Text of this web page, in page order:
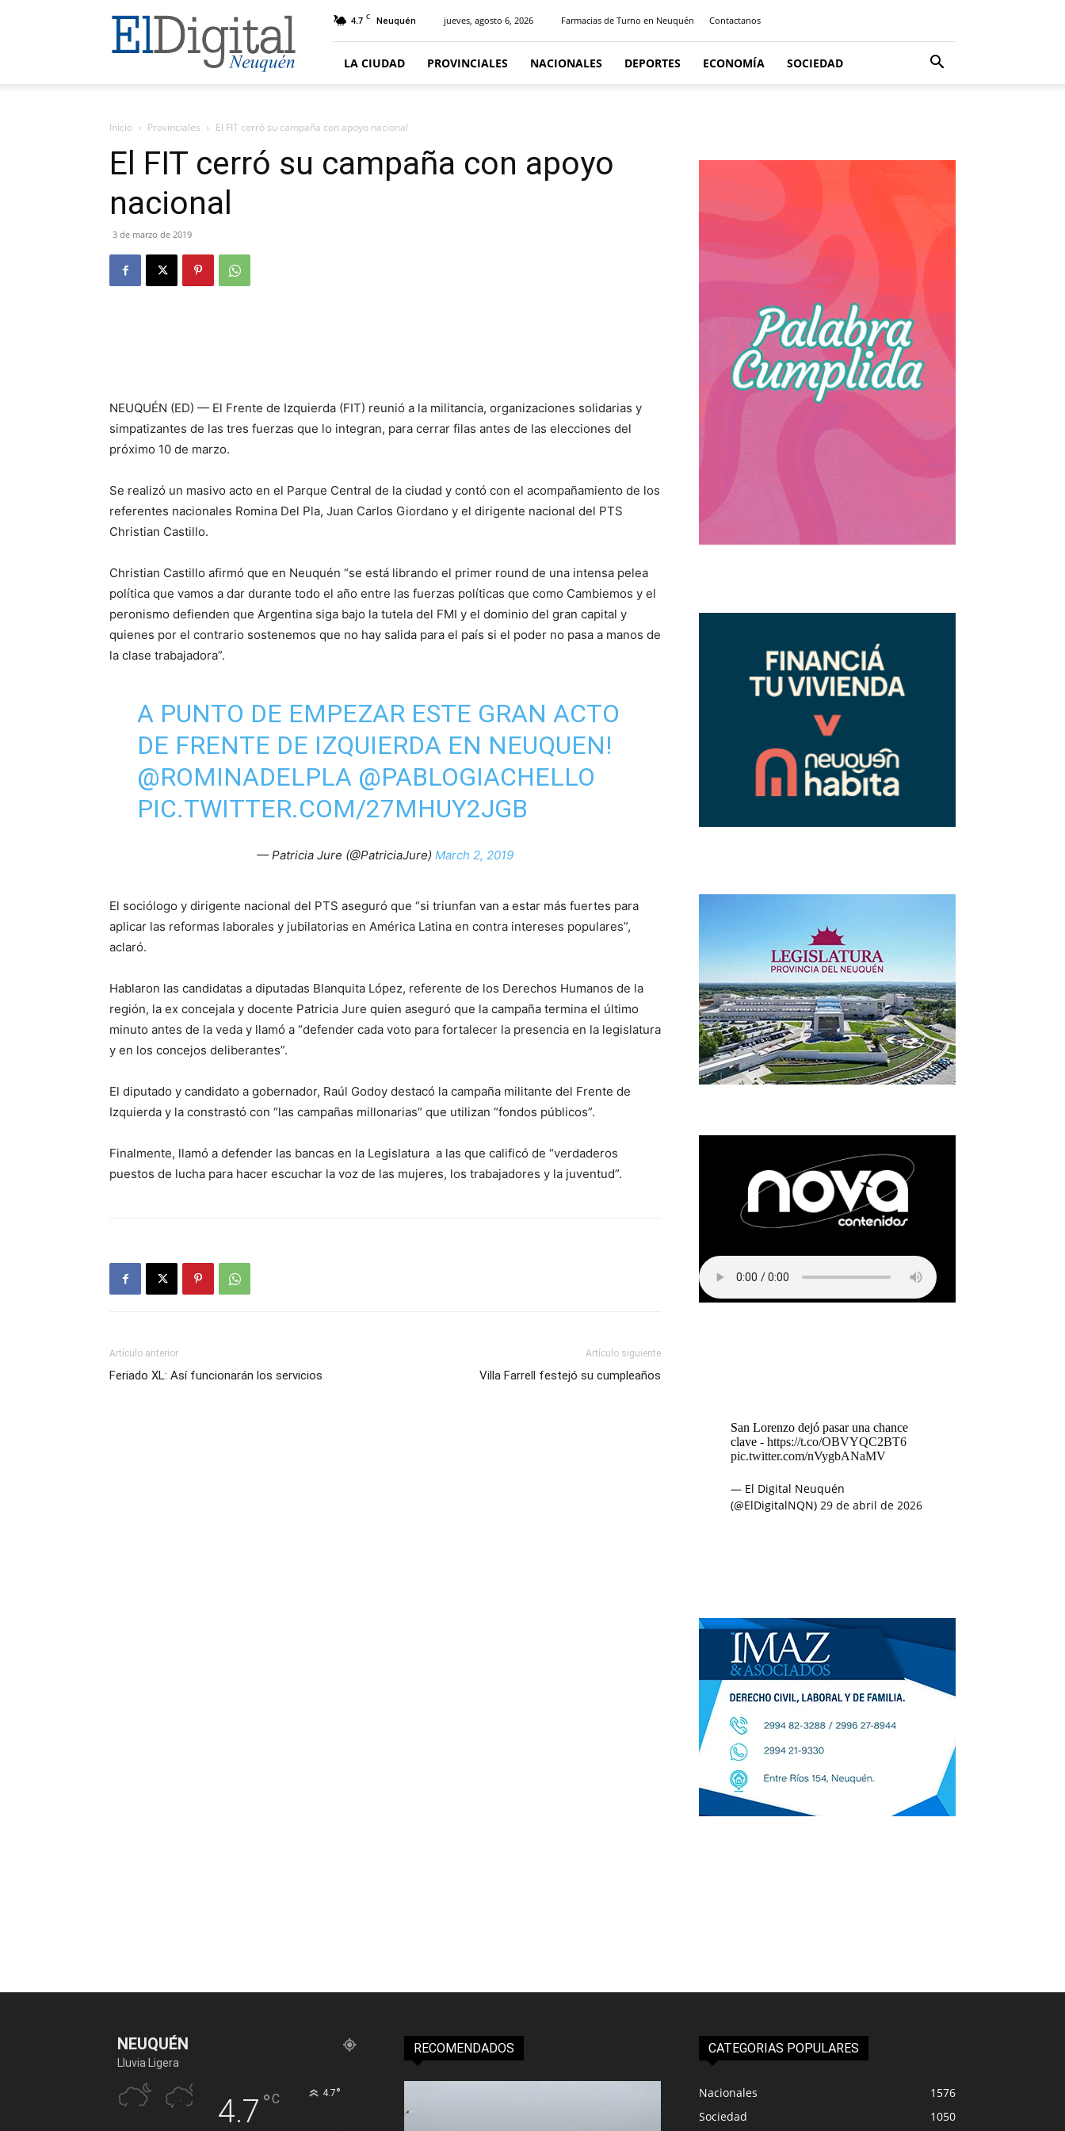
El
Digital
Neuquen
4.7 C Neuquén jueves, agosto 6, 2026 Farmacias de Turno en Neuquén Contactanos
LA CIUDAD PROVINCIALES NACIONALES DEPORTES ECONOMÍA SOCIEDAD
Inicio Provinciales El FIT cerró su campaña con apoyo nacional
El FIT cerró su campaña con apoyo
nacional
3 de marzo de 2019
NEUQUÉN (ED) — El Frente de Izquierda (FIT) reunió a la militancia, organizaciones solidarias y
simpatizantes de las tres fuerzas que lo integran, para cerrar filas antes de las elecciones del
próximo 10 de marzo.
Se realizó un masivo acto en el Parque Central de la ciudad y contó con el acompañamiento de los
referentes nacionales Romina Del Pla, Juan Carlos Giordano y el dirigente nacional del PTS
Christian Castillo.
Christian Castillo afirmó que en Neuquén “se está librando el primer round de una intensa pelea
política que vamos a dar durante todo el año entre las fuerzas políticas que como Cambiemos y el
peronismo defienden que Argentina siga bajo la tutela del FMI y el dominio del gran capital y
quienes por el contrario sostenemos que no hay salida para el país si el poder no pasa a manos de
la clase trabajadora”.
A PUNTO DE EMPEZAR ESTE GRAN ACTO
DE FRENTE DE IZQUIERDA EN NEUQUEN!
@ROMINADELPLA @PABLOGIACHELLO
PIC.TWITTER.COM/27MHUY2JGB
— Patricia Jure (@PatriciaJure) March 2, 2019
El sociólogo y dirigente nacional del PTS aseguró que “si triunfan van a estar más fuertes para
aplicar las reformas laborales y jubilatorias en América Latina en contra intereses populares”,
aclaró.
Hablaron las candidatas a diputadas Blanquita López, referente de los Derechos Humanos de la
región, la ex concejala y docente Patricia Jure quien aseguró que la campaña termina el último
minuto antes de la veda y llamó a “defender cada voto para fortalecer la presencia en la legislatura
y en los concejos deliberantes”.
El diputado y candidato a gobernador, Raúl Godoy destacó la campaña militante del Frente de
Izquierda y la constrastó con “las campañas millonarias” que utilizan “fondos públicos”.
Finalmente, llamó a defender las bancas en la Legislatura a las que calificó de “verdaderos
puestos de lucha para hacer escuchar la voz de las mujeres, los trabajadores y la juventud”.
Artículo anterior
Feriado XL: Así funcionarán los servicios
Artículo siguiente
Villa Farrell festejó su cumpleaños
San Lorenzo dejó pasar una chance
clave - https://t.co/OBVYQC2BT6
pic.twitter.com/nVygbANaMV
— El Digital Neuquén
(@ElDigitalNQN) 29 de abril de 2026
NEUQUÉN
Lluvia Ligera
4.7 °C 4.7°
RECOMENDADOS CATEGORIAS POPULARES
Nacionales
1576
Sociedad
1050